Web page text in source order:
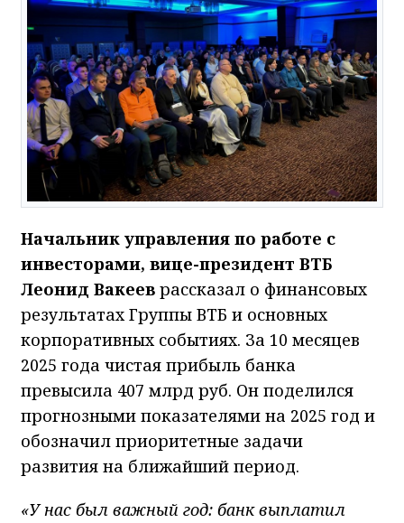
Начальник управления по работе с
инвесторами, вице-президент ВТБ
Леонид Вакеев рассказал о финансовых
результатах Группы ВТБ и основных
корпоративных событиях. За 10 месяцев
2025 года чистая прибыль банка
превысила 407 млрд руб. Он поделился
прогнозными показателями на 2025 год и
обозначил приоритетные задачи
развития на ближайший период.
«У нас был важный год: банк выплатил